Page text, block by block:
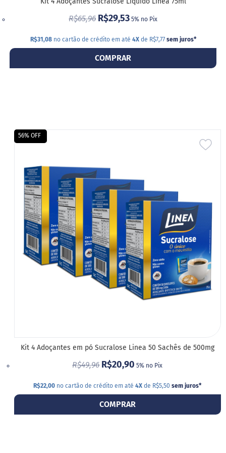
R$65,96 R$29,53 5% no Pix
R$31,08no cartão de crédito em até 4Xde R$7,77 sem juros*
COMPRAR
56% OFF
Kit 4 Adoçantes em pó Sucralose Linea 50 Sachês de 500mg
R$49,96 R$20,90 5% no Pix
R$22,00 no cartão de crédito em até4X de R$5,50 sem juros*
COMPRAR